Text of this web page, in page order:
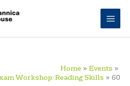
Home
Events
Workshop: Reading Skills
60